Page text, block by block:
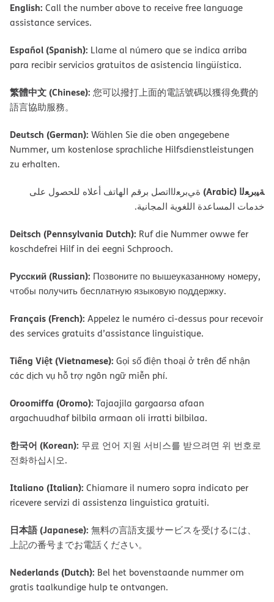
English: Call the number above to receive free language
assistance services.
Español (Spanish): Llame al número que se indica arriba
para recibir servicios gratuitos de asistencia lingüística.
繁體中文 (Chinese): 您可以撥打上面的電話號碼以獲得免費的
語言協助服務。
Deutsch (German): Wählen Sie die oben angegebene
Nummer, um kostenlose sprachliche Hilfsdienstleistungen
zu erhalten.
ﺔﯿﺑﺮﻌﻟا (Arabic)
ةﻲﺑﺮﻌﻟااﺗﺼﻞ ﺑﺮﻗﻢ اﻟﮭﺎﺗﻒ أﻋﻼه ﻟﻠﺤﺼﻮل ﻋﻠﻰ
ﺧﺪﻣﺎت اﻟﻤﺴﺎﻋﺪة اﻟﻠﻐﻮﯾﺔ اﻟﻤﺠﺎﻧﯿﺔ.
Deitsch (Pennsylvania Dutch): Ruf die Nummer owwe fer
koschdefrei Hilf in dei eegni Schprooch.
Русский (Russian): Позвоните по вышеуказанному номеру,
чтобы получить бесплатную языковую поддержку.
Français (French): Appelez le numéro ci-dessus pour recevoir
des services gratuits d’assistance linguistique.
Tiếng Việt (Vietnamese): Gọi số điện thoại ở trên để nhận
các dịch vụ hỗ trợ ngôn ngữ miễn phí.
Oroomiffa (Oromo): Tajaajila gargaarsa afaan
argachuudhaf bilbila armaan oli irratti bilbilaa.
한국어 (Korean): 무료 언어 지원 서비스를 받으려면 위 번호로
전화하십시오.
Italiano (Italian): Chiamare il numero sopra indicato per
ricevere servizi di assistenza linguistica gratuiti.
日本語 (Japanese): 無料の言語支援サービスを受けるには、
上記の番号までお電話ください。
Nederlands (Dutch): Bel het bovenstaande nummer om
gratis taalkundige hulp te ontvangen.